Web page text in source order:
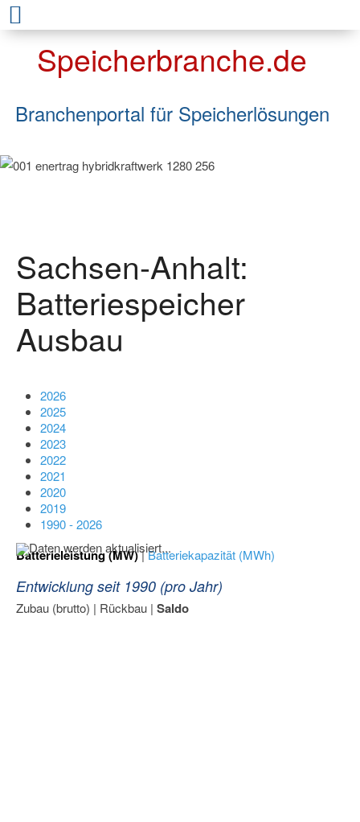
Speicherbranche.de
Branchenportal für Speicherlösungen
Sachsen-Anhalt:
Batteriespeicher
Ausbau
2026
2025
2024
2023
2022
2021
2020
2019
1990 - 2026
Batterieleistung (MW)|Batteriekapazität (MWh)
Daten werden aktualisiert...
Entwicklung seit 1990 (pro Jahr)
Zubau (brutto) | Rückbau | Saldo